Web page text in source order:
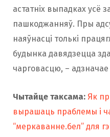
астатніх выпадках усё
пашкоджанняў. Пры
наяўнасці толькі
будынка давядзецца
чарговасцю, –
Чытайце таксама: Як
вырашаць праблемы і
“меркаванне.бел” для